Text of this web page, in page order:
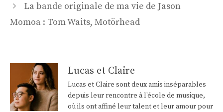
La bande originale de ma vie de Jason
Momoa : Tom Waits, Motörhead
Lucas et Claire
Lucas et Claire sont deux amis inséparables
depuis leur rencontre à l'école de musique,
où ils ont affiné leur talent et leur amour pour